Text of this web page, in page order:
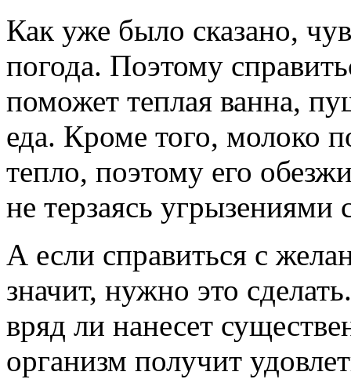
Как уже было сказано,
погода. Поэтому
поможет теплая ванна,
еда. Кроме того, молоко
тепло, поэтому его
не терзаясь угрызениями
А если справиться с
значит, нужно это
вряд ли нанесет
организм получит